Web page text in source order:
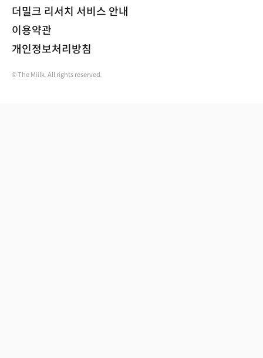
더밀크 리서치 서비스 안내
이용약관
개인정보처리방침
© The Miilk. All rights reserved.